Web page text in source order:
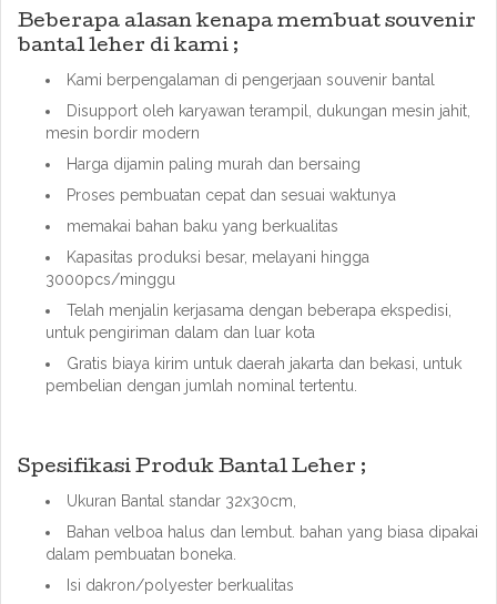
Beberapa alasan kenapa membuat souvenir
bantal leher di kami ;
Kami berpengalaman di pengerjaan souvenir bantal
Disupport oleh karyawan terampil, dukungan mesin jahit,
mesin bordir modern
Harga dijamin paling murah dan bersaing
Proses pembuatan cepat dan sesuai waktunya
memakai bahan baku yang berkualitas
Kapasitas produksi besar, melayani hingga
3000pcs/minggu
Telah menjalin kerjasama dengan beberapa ekspedisi,
untuk pengiriman dalam dan luar kota
Gratis biaya kirim untuk daerah jakarta dan bekasi, untuk
pembelian dengan jumlah nominal tertentu.
Spesifikasi Produk Bantal Leher ;
Ukuran Bantal standar 32x30cm,
Bahan velboa halus dan lembut. bahan yang biasa dipakai
dalam pembuatan boneka.
Isi dakron/polyester berkualitas